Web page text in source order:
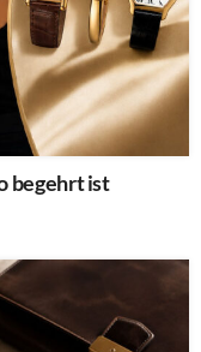
begehrt ist